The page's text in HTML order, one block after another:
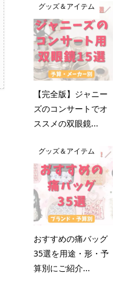
グッズ＆アイテム
【完全版】ジャニー
ズのコンサートでオ
ススメの双眼鏡...
グッズ＆アイテム
おすすめの痛バッグ
35選を用途・形・予
算別にご紹介...